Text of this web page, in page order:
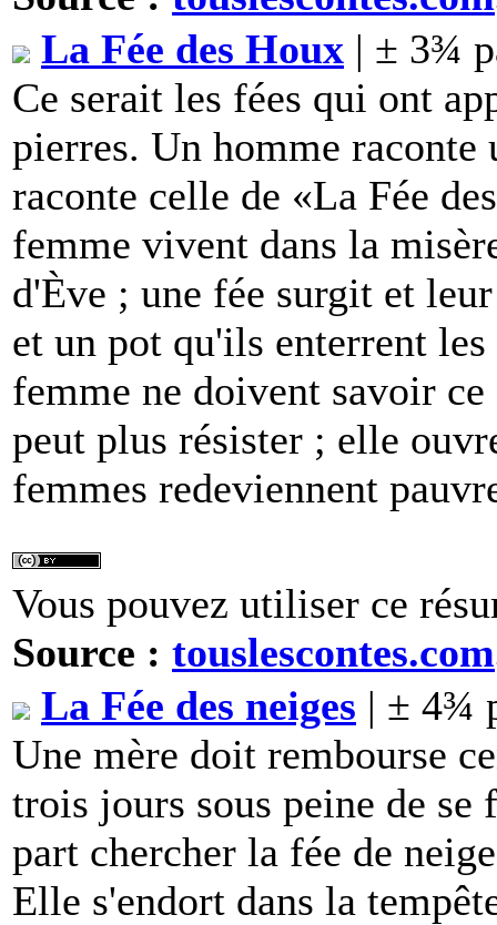
La Fée des Houx | ± 3¾
Ce serait les fées qui ont
pierres. Un homme
raconte celle de «La Fée
femme vivent dans la
d'Ève ; une fée surgit et
et un pot qu'ils enterrent
femme ne doivent savoir
peut plus résister ; elle
femmes redeviennent
Vous pouvez utiliser ce
Source : touslescontes.com
La Fée des neiges | ± 4¾
Une mère doit rembourse
trois jours sous peine de
part chercher la fée de
Elle s'endort dans la